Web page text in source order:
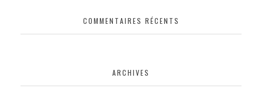
COMMENTAIRES RÉCENTS
ARCHIVES